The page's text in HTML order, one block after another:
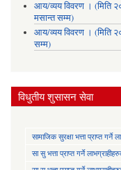
आय/व्यय विवरण । (मिति
मसान्त सम्म)
आय/व्यय विवरण । (मिति
सम्म)
विधुतीय शुसासन सेवा
सामाजिक सुरक्षा भत्ता प्राप्त
सा‍ सु भत्ता प्राप्त गर्ने